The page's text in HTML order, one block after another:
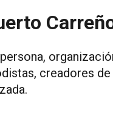
creadores